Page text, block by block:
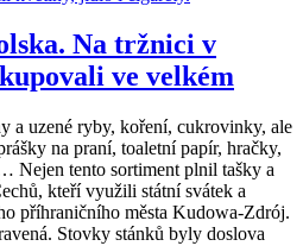
Na tržnici v
ve velkém
a uzené ryby, koření, cukrovinky, ale
na praní, toaletní papír, hračky,
Nejen tento sortiment plnil tašky a
kteří využili státní svátek a
příhraničního města Kudowa-Zdrój.
Stovky stánků byly doslova